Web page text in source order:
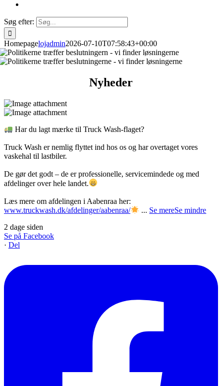
Søg efter:
Homepagelojadmin2026-07-10T07:58:43+00:00
Nyheder
Har du lagt mærke til Truck Wash-flaget?
Truck Wash er nemlig flyttet ind hos os og har overtaget vores
vaskehal til lastbiler.
De gør det godt – de er professionelle, servicemindede og med
afdelinger over hele landet.
Læs mere om afdelingen i Aabenraa her:
www.truckwash.dk/afdelinger/aabenraa/
... Se mereSe mindre
2 dage siden
Se på Facebook
· Del